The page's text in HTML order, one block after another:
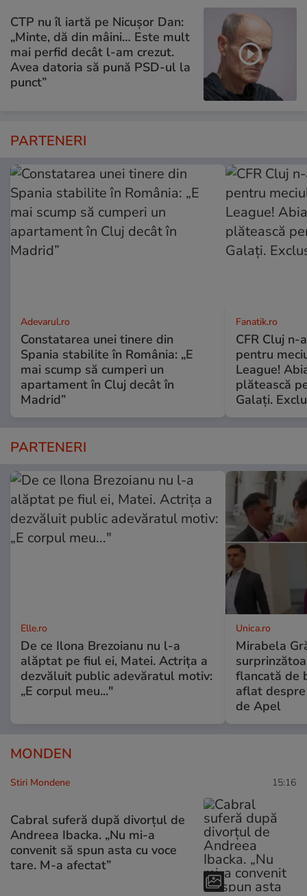
CTP nu îl iartă pe Nicușor Dan:
„Minte, dă din mâini… Este mult
mai perfid decât l-am crezut.
Avea datoria să pună PSD-ul la
punct”
PARTENERI
Adevarul.ro
Constatarea unei tinere din
Spania stabilite în România: „E
mai scump să cumperi un
apartament în Cluj decât în
Madrid”
Fanatik.ro
CFR Cluj n-
pentru
League!
plătească
Galaţi.
PARTENERI
Elle.ro
De ce Ilona Brezoianu nu l-a
alăptat pe fiul ei, Matei. Actrița a
dezvăluit public adevăratul motiv:
„E corpul meu..."
Unica.ro
Mirabela
flancată de
aflat
de Apel
MONDEN
Stiri Mondene 15:16
Cabral suferă după divorțul de
Andreea Ibacka. „Nu mi-a
convenit să spun asta cu voce
tare. M-a afectat”